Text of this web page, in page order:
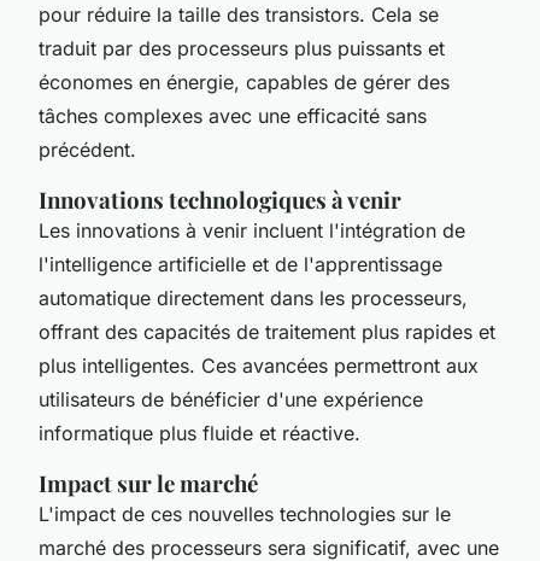
pour réduire la taille des transistors. Cela se
traduit par des processeurs plus puissants et
économes en énergie, capables de gérer des
tâches complexes avec une efficacité sans
précédent.
Innovations technologiques à venir
Les innovations à venir incluent l'intégration de
l'intelligence artificielle et de l'apprentissage
automatique directement dans les processeurs,
offrant des capacités de traitement plus rapides et
plus intelligentes. Ces avancées permettront aux
utilisateurs de bénéficier d'une expérience
informatique plus fluide et réactive.
Impact sur le marché
L'impact de ces nouvelles technologies sur le
marché des processeurs sera significatif, avec une